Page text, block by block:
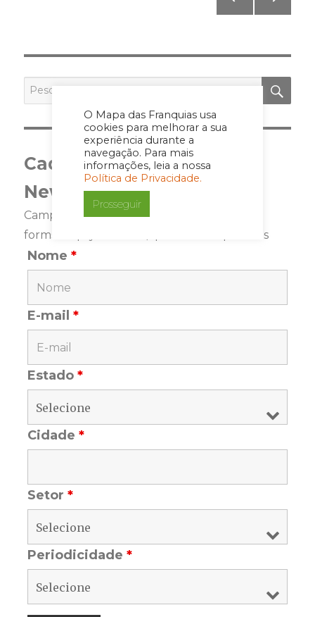
O Mapa das Franquias usa
cookies para melhorar a sua
experiência durante a
navegação. Para mais
informações, leia a nossa
Política de Privacidade.
Prosseguir
ERIO
R
NA
por:
Cadastre-se para a
Newsletter
Campos marcados com <span class="ninja-
forms-req-symbol">*</span> são requeridos
Nome*
E-mail*
Estado*
Cidade*
Setor*
Periodicidade*